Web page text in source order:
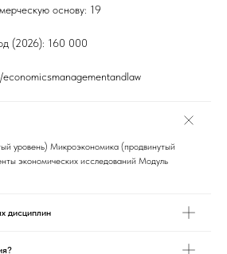
основу: 19
(2026): 160 000
economicsmanagementandlaw
уровень) Микроэкономика (продвинутый
экономических исследований Модуль
дисциплин